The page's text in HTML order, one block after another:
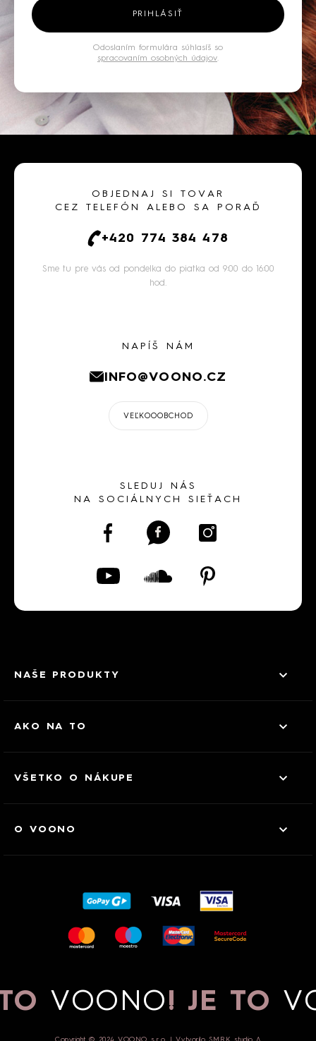
PRIHLÁSIŤ
Odoslaním formulára súhlasíš so
spracovaním osobných údajov.
OBJEDNAJ SI TOVAR
CEZ TELEFÓN ALEBO SA PORAĎ
+420 774 384 478
Sme tu pre vás od pondelka do piatka od 9:00 do 16:00
hod.
NAPÍŠ NÁM
INFO@VOONO.CZ
VEĽKOOOBCHOD
SLEDUJ NÁS
NA SOCIÁLNYCH SIEŤACH
NAŠE PRODUKTY
AKO NA TO
VŠETKO O NÁKUPE
O VOONO
VOONO! JE TO
Copyright © 2024 VOONO s.r.o. | Vytvorilo SMRK studio ∆